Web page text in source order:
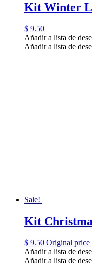
Kit Winter
$ 9.50
Añadir a lista de
Añadir a lista de
Sale!
Kit
$9.50 Original price
Añadir a lista de
Añadir a lista de